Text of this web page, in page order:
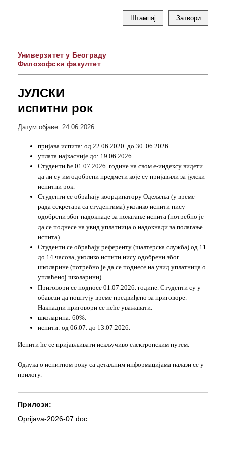
Штампај Затвори
Универзитет у Београду
Филозофски факултет
ЈУЛСКИ
испитни рок
Датум објаве: 24.06.2026.
пријава испита: од 22.06.2020. до 30. 06.2026.
уплата најкасније до: 19.06.2026.
Студенти ће 01.07.2026. године на свом е-индексу видети
да ли су им одобрени предмети које су пријавили за јулски
испитни рок.
Студенти се обраћају координатору Одељења (у време
рада секретара са студентима) уколико испити нису
одобрени због надокнаде за полагање испита (потребно је
да се поднесе на увид уплатница о надокнади за полагање
испита).
Студенти се обраћају референту (шалтерска служба) од 11
до 14 часова, уколико испити нису одобрени због
школарине (потребно је да се поднесе на увид уплатница о
уплаћеној школарини).
Приговори се подносе 01.07.2026. године. Студенти су у
обавези да поштују време предвиђено за приговоре.
Накнадни приговори се неће уважавати.
школарина: 60%.
испити: од 06.07. до 13.07.2026.
Испити ће се пријављивати искључиво електронским путем.
Одлука о испитном року са детаљним информацијама налази се у
прилогу.
Прилози:
Oprijava-2026-07.doc